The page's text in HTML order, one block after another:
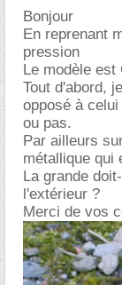
Bonjour
En reprenant
pression
Le modèle est
Tout d'abord,
opposé à
ou pas.
Par ailleurs
métallique qui
La grande
l'extérieur ?
Merci de vos